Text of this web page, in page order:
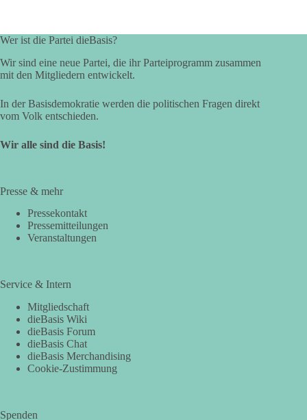
Wer ist die Partei dieBasis?
Wir sind eine neue Partei, die ihr Parteiprogramm zusammen
mit den Mitgliedern entwickelt.
In der Basisdemokratie werden die politischen Fragen direkt
vom Volk entschieden.
Wir alle sind die Basis!
Presse & mehr
Pressekontakt
Pressemitteilungen
Veranstaltungen
Service & Intern
Mitgliedschaft
dieBasis Wiki
dieBasis Forum
dieBasis Chat
dieBasis Merchandising
Cookie-Zustimmung
Spenden